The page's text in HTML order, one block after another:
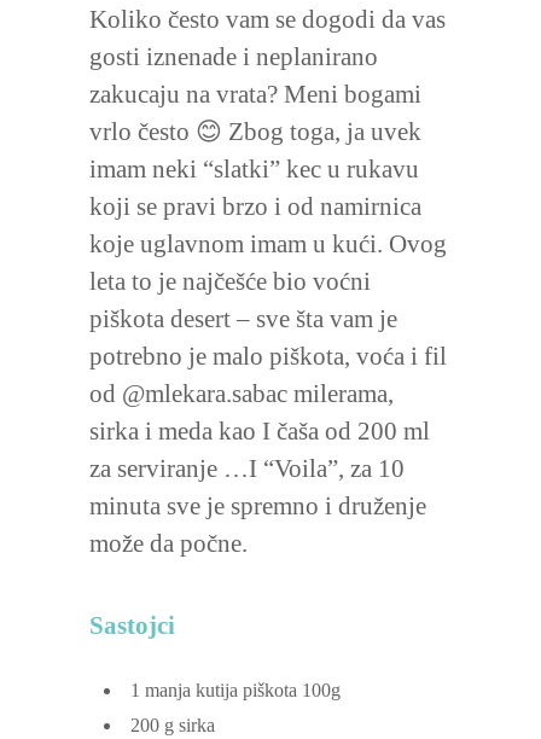
Koliko često vam se dogodi da vas
gosti iznenade i neplanirano
zakucaju na vrata? Meni bogami
vrlo često 😊 Zbog toga, ja uvek
imam neki “slatki” kec u rukavu
koji se pravi brzo i od namirnica
koje uglavnom imam u kući. Ovog
leta to je najčešće bio voćni
piškota desert – sve šta vam je
potrebno je malo piškota, voća i fil
od @mlekara.sabac milerama,
sirka i meda kao I čaša od 200 ml
za serviranje …I “Voila”, za 10
minuta sve je spremno i druženje
može da počne.
Sastojci
1 manja kutija piškota 100g
200 g sirka